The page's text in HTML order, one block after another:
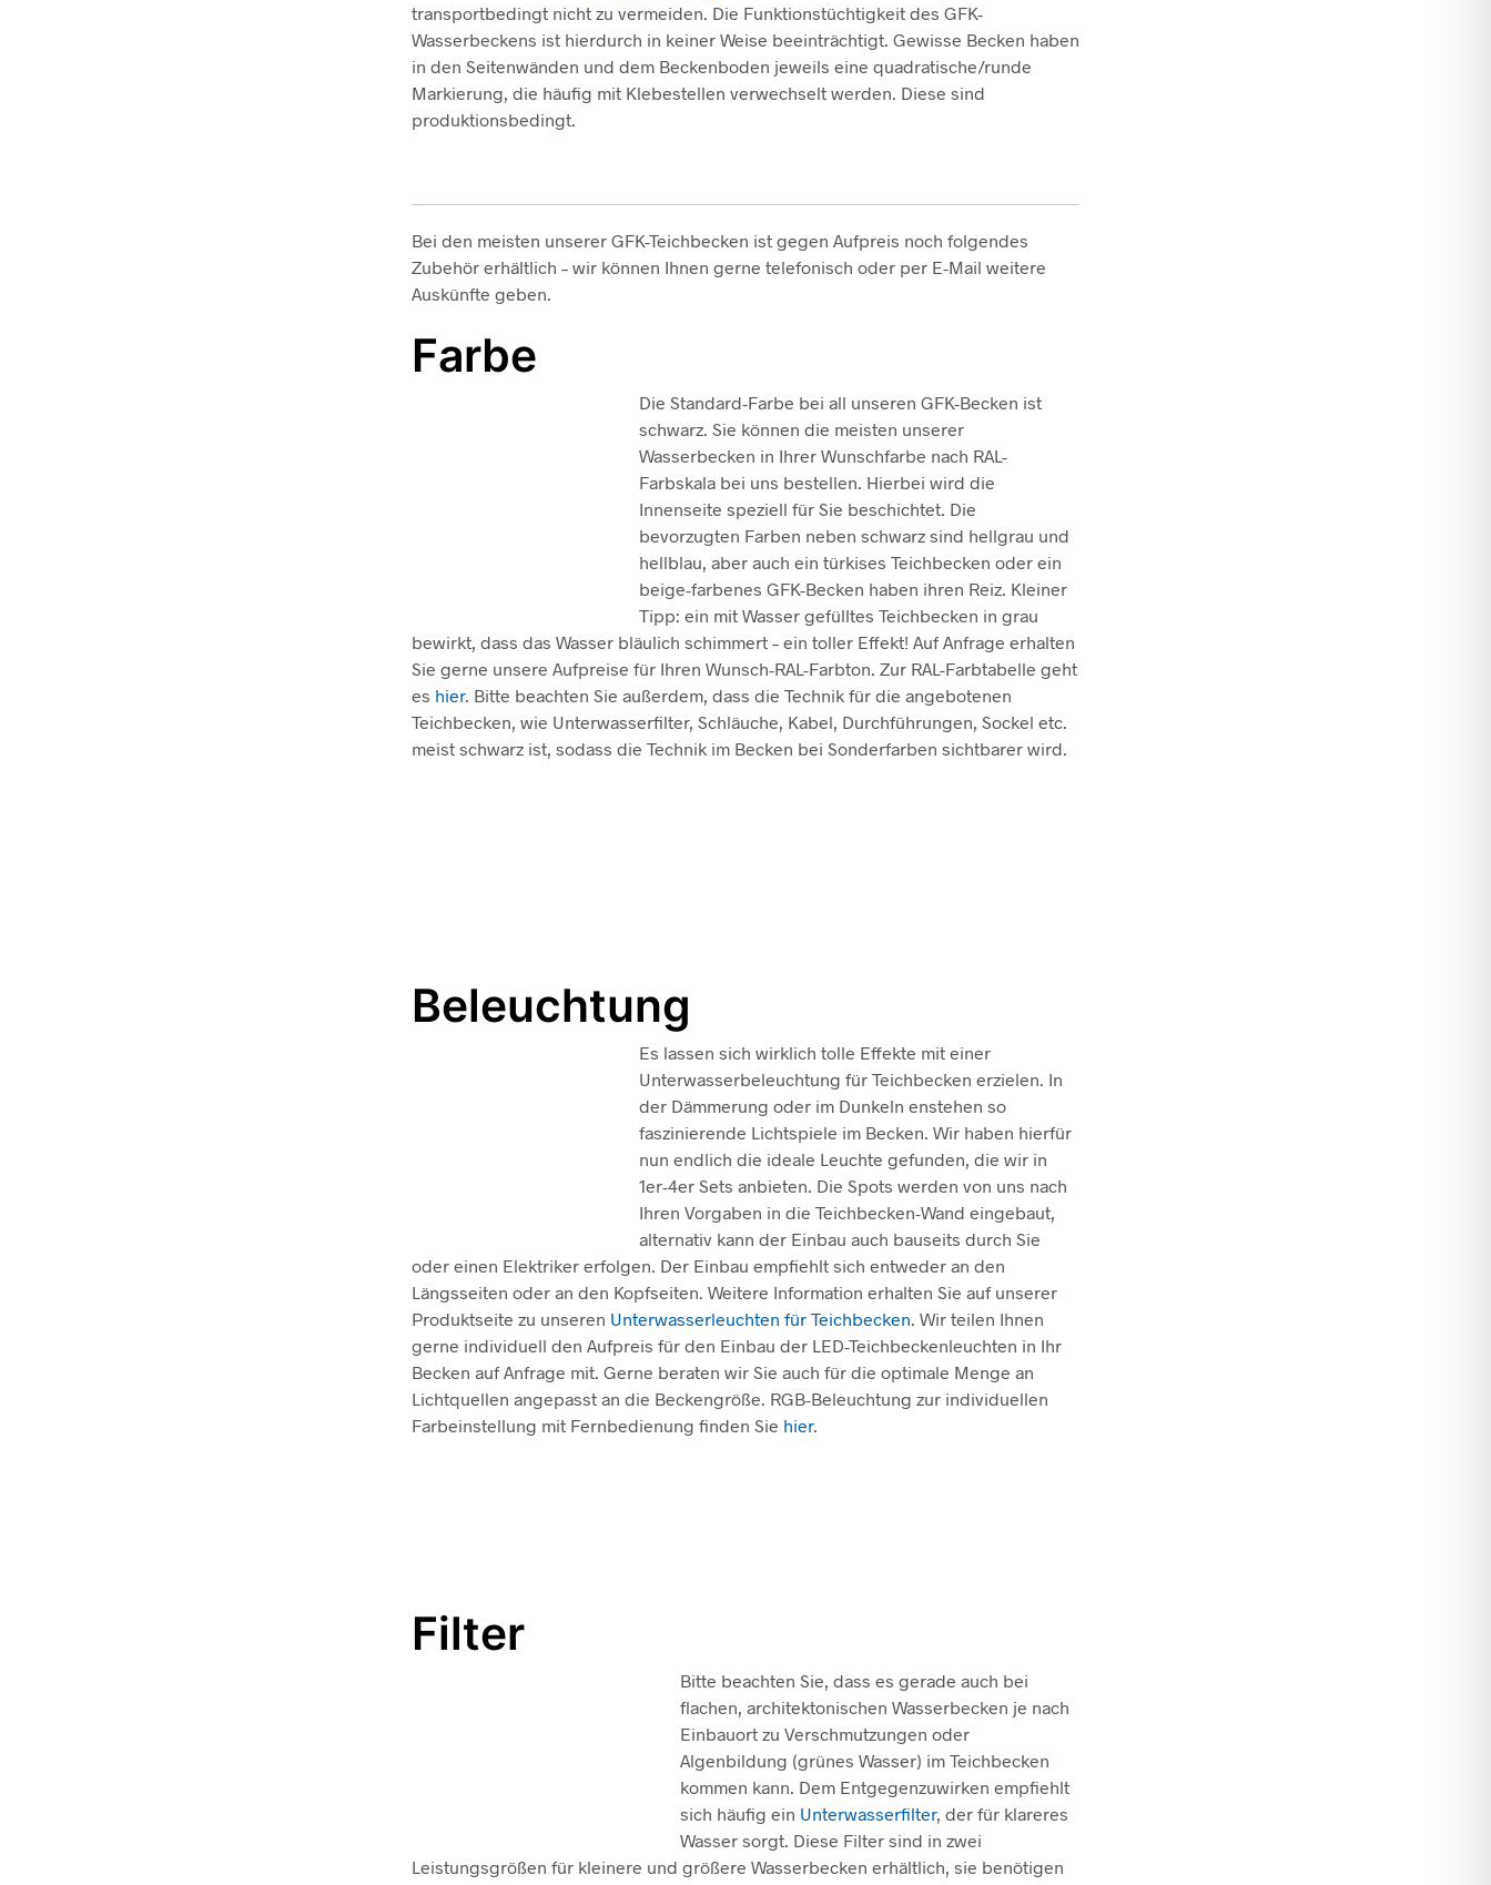
transportbedingt nicht zu vermeiden. Die Funktionstüchtigkeit des GFK-
Wasserbeckens ist hierdurch in keiner Weise beeinträchtigt. Gewisse Becken haben
in den Seitenwänden und dem Beckenboden jeweils eine quadratische/runde
Markierung, die häufig mit Klebestellen verwechselt werden. Diese sind
produktionsbedingt.
Bei den meisten unserer GFK-Teichbecken ist gegen Aufpreis noch folgendes
Zubehör erhältlich – wir können Ihnen gerne telefonisch oder per E-Mail weitere
Auskünfte geben.
Farbe
Die Standard-Farbe bei all unseren GFK-Becken ist
schwarz. Sie können die meisten unserer
Wasserbecken in Ihrer Wunschfarbe nach RAL-
Farbskala bei uns bestellen. Hierbei wird die
Innenseite speziell für Sie beschichtet. Die
bevorzugten Farben neben schwarz sind hellgrau und
hellblau, aber auch ein türkises Teichbecken oder ein
beige-farbenes GFK-Becken haben ihren Reiz. Kleiner
Tipp: ein mit Wasser gefülltes Teichbecken in grau
bewirkt, dass das Wasser bläulich schimmert – ein toller Effekt! Auf Anfrage erhalten
Sie gerne unsere Aufpreise für Ihren Wunsch-RAL-Farbton. Zur RAL-Farbtabelle geht
es hier. Bitte beachten Sie außerdem, dass die Technik für die angebotenen
Teichbecken, wie Unterwasserfilter, Schläuche, Kabel, Durchführungen, Sockel etc.
meist schwarz ist, sodass die Technik im Becken bei Sonderfarben sichtbarer wird.
Beleuchtung
Es lassen sich wirklich tolle Effekte mit einer
Unterwasserbeleuchtung für Teichbecken erzielen. In
der Dämmerung oder im Dunkeln enstehen so
faszinierende Lichtspiele im Becken. Wir haben hierfür
nun endlich die ideale Leuchte gefunden, die wir in
1er-4er Sets anbieten. Die Spots werden von uns nach
Ihren Vorgaben in die Teichbecken-Wand eingebaut,
alternativ kann der Einbau auch bauseits durch Sie
oder einen Elektriker erfolgen. Der Einbau empfiehlt sich entweder an den
Längsseiten oder an den Kopfseiten. Weitere Information erhalten Sie auf unserer
Produktseite zu unseren Unterwasserleuchten für Teichbecken . Wir teilen Ihnen
gerne individuell den Aufpreis für den Einbau der LED-Teichbeckenleuchten in Ihr
Becken auf Anfrage mit. Gerne beraten wir Sie auch für die optimale Menge an
Lichtquellen angepasst an die Beckengröße. RGB-Beleuchtung zur individuellen
Farbeinstellung mit Fernbedienung finden Sie hier.
Filter
Bitte beachten Sie, dass es gerade auch bei
flachen, architektonischen Wasserbecken je nach
Einbauort zu Verschmutzungen oder
Algenbildung (grünes Wasser) im Teichbecken
kommen kann. Dem Entgegenzuwirken empfiehlt
sich häufig ein Unterwasserfilter, der für klareres
Wasser sorgt. Diese Filter sind in zwei
Leistungsgrößen für kleinere und größere Wasserbecken erhältlich, sie benötigen